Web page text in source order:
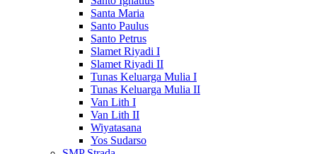
Santa Maria
Santo Paulus
Santo Petrus
Slamet Riyadi I
Slamet Riyadi II
Tunas Keluarga Mulia I
Tunas Keluarga Mulia II
Van Lith I
Van Lith II
Wiyatasana
Yos Sudarso